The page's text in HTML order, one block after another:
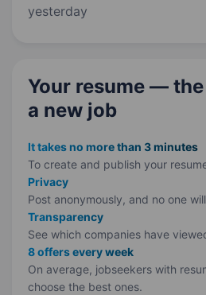
market. The product is
yesterday
Your resume —
a new job
It takes no more than 3 minutes
To create and publish your
Privacy
Post anonymously, and no one
Transparency
See which companies have
8 offers every week
On average, jobseekers with
choose the best ones.